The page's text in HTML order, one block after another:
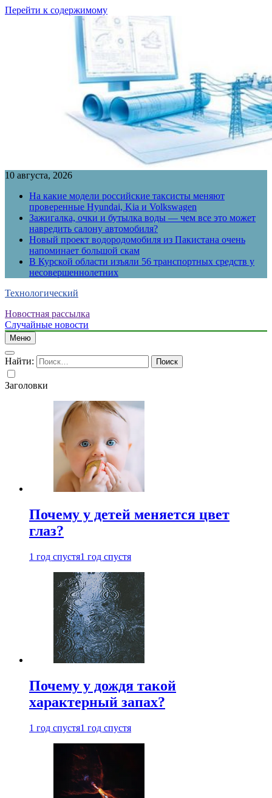
Перейти к содержимому
10 августа, 2026
На какие модели российские таксисты меняют
проверенные Hyundai, Kia и Volkswagen
Зажигалка, очки и бутылка воды — чем все это может
навредить салону автомобиля?
Новый проект водородомобиля из Пакистана очень
напоминает большой скам
В Курской области изъяли 56 транспортных средств у
несовершеннолетних
Технологический
Новостная рассылка
Случайные новости
Меню
Найти:
Заголовки
Почему у детей меняется цвет
глаз?
1 год спустя1 год спустя
Почему у дождя такой
характерный запах?
1 год спустя1 год спустя